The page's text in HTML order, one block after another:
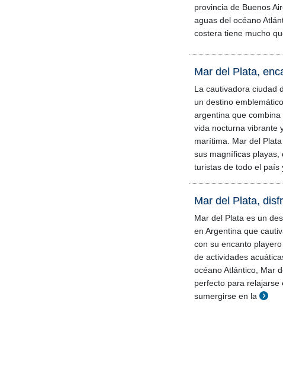
provincia de Buenos
aguas del océano
costera tiene mucho
Mar del Plata,
La cautivadora ciudad
un destino
argentina que combina
vida nocturna vibrante
marítima. Mar del
sus magníficas playas,
turistas de todo el país
Mar del Plata,
Mar del Plata es un
en Argentina que
con su encanto
de actividades
océano Atlántico, Mar
perfecto para relajarse
sumergirse en la